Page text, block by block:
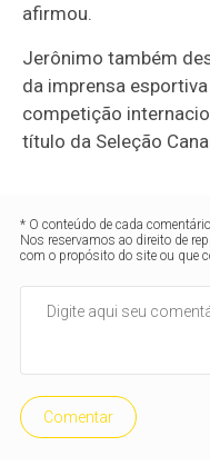
afirmou.
Jerônimo também
da imprensa
competição
título da Seleção
* O conteúdo de cada
Nos reservamos ao direito de
com o propósito do site ou que
Comentar